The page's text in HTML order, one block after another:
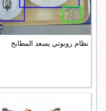
نظام روبوتي يسعد المطابخ